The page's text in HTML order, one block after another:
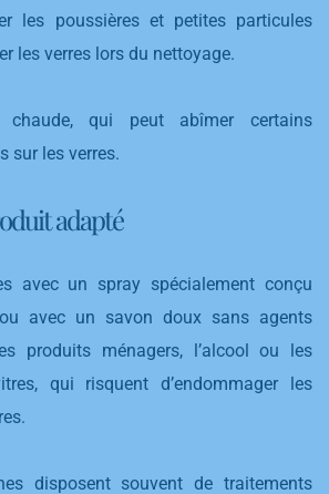
les poussières et petites particules
les verres lors du nettoyage.
chaude, qui peut abîmer certains
sur les verres.
adapté
avec un spray spécialement conçu
avec un savon doux sans agents
produits ménagers, l’alcool ou les
qui risquent d’endommager les
disposent souvent de traitements